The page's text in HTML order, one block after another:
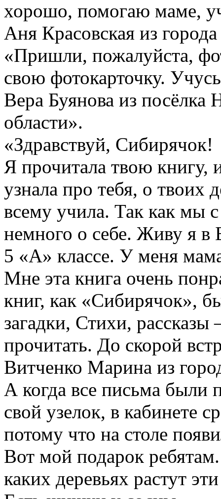
хорошо, помогаю маме,
Аня Красовская из
«Пришли, пожалуйста,
свою фотокарточку.
Вера Буянова из посёлка
области».
«Здравствуй, Сибирячок!
Я прочитала твою книгу,
узнала про тебя, о твоих
всему учила. Так как мы
немного о себе. Живу я в
5 «А» классе. У меня
Мне эта книга очень
книг, как «Сибирячок»,
загадки, Стихи,
прочитать. До скорой
Витченко Марина из
А когда все письма были
свой узелок, в кабинете
потому что на столе
Вот мой подарок
каких деревьях растут